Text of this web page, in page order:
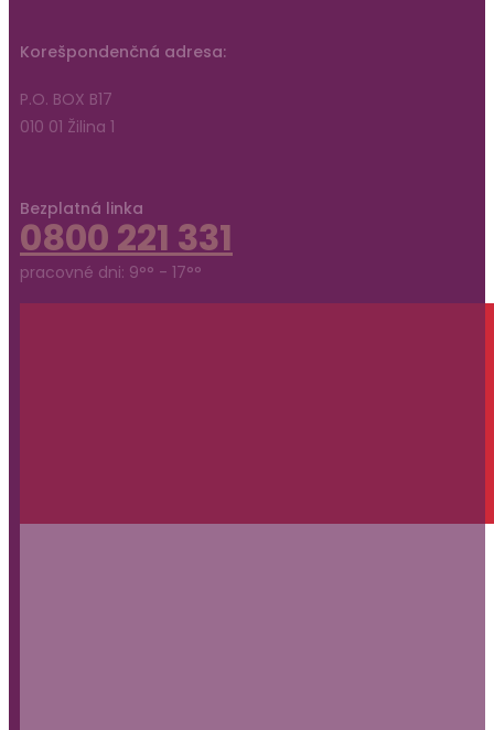
Korešpondenčná adresa:
P.O. BOX B17
010 01 Žilina 1
Bezplatná linka
0800 221 331
pracovné dni: 9°° - 17°°